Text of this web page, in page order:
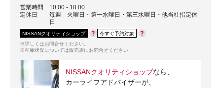
営業時間
10:00 - 18:00
定休日
毎週 火曜日・第一水曜日・第三水曜日・他当社指定休
日
NISSANクオリティショップ
今すぐ予約対象
※詳しくはお問合せください。
※在庫状況については販売店にお問合せください
NISSANクオリティショップなら、
カーライフアドバイザーが、